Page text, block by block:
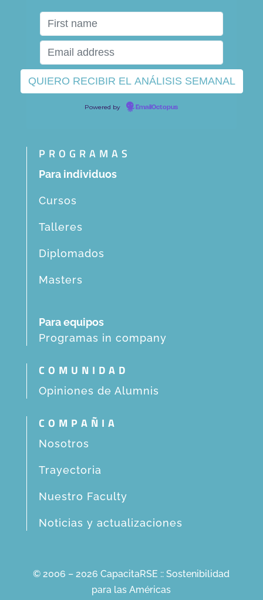
Powered by EmailOctopus
PROGRAMAS
Para individuos
Cursos
Talleres
Diplomados
Masters
Para equipos
Programas in company
COMUNIDAD
Opiniones de Alumnis
COMPAÑIA
Nosotros
Trayectoria
Nuestro Faculty
Noticias y actualizaciones
© 2006 – 2026 CapacitaRSE :: Sostenibilidad
para las Américas